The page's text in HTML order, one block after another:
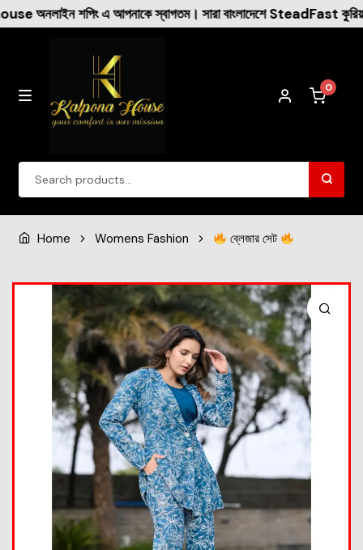
এ আপনাকে স্বাগতম। সারা বাংলাদেশে SteadFast কুরিয়ারের মাধ্যমে
0
Dresses
New Arrival
Summer Collection
Home Womens Fashion ব্লেজার সেট